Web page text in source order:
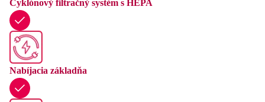
Cyklónový filtračný systém s HEPA
Nabíjacia základňa